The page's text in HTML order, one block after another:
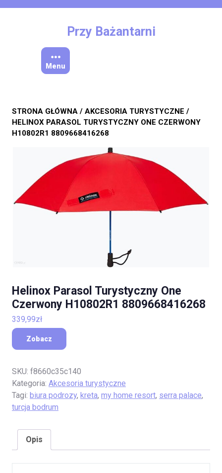
Przy Bażantarni
Menu
STRONA GŁÓWNA / AKCESORIA TURYSTYCZNE /
HELINOX PARASOL TURYSTYCZNY ONE CZERWONY
H10802R1 8809668416268
Helinox Parasol Turystyczny One
Czerwony H10802R1 8809668416268
339,99zł
Zobacz
SKU: f8660c35c140
Kategoria: Akcesoria turystyczne
Tagi: biura podrozy, kreta, my home resort, serra palace,
turcja bodrum
Opis